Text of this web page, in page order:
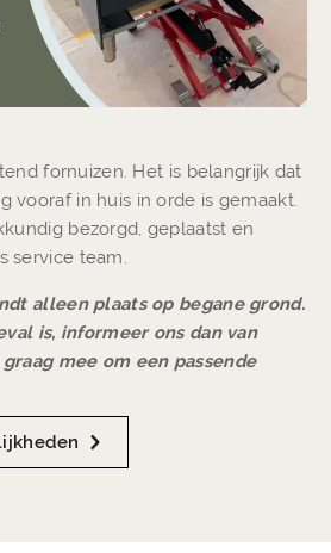
fornuizen. Het is belangrijk dat
vooraf in huis in orde is gemaakt.
bezorgd, geplaatst en
service team.
alleen plaats op begane grond.
is, informeer ons dan van
mee om een passende